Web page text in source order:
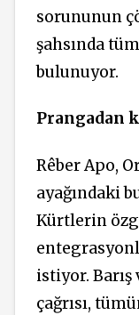
sorununun
şahsında
bulunuyor.
Prangadan
Rêber Apo,
ayağındaki
Kürtlerin
istiyor.
çağrısı,